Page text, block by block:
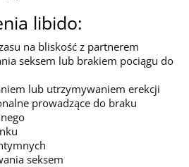
libido:
na bliskość z partnerem
seksem lub brakiem pociągu do
lub utrzymywaniem erekcji
prowadzące do braku
seksem